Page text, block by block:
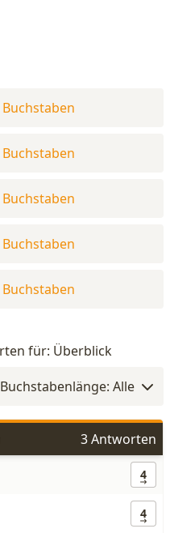
für: Überblick
Buchstabenlänge: Alle
3 Antworten
4
4